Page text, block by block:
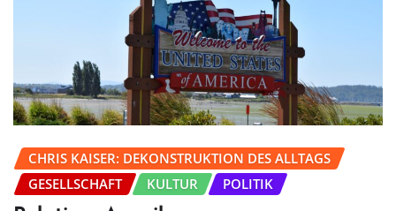
CHRIS KAISER: DEKONSTRUKTION DES ALLTAGS
GESELLSCHAFT
KULTUR POLITIK